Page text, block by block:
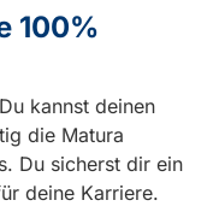
100%
kannst deinen
die Matura
Du sicherst dir ein
deine Karriere.